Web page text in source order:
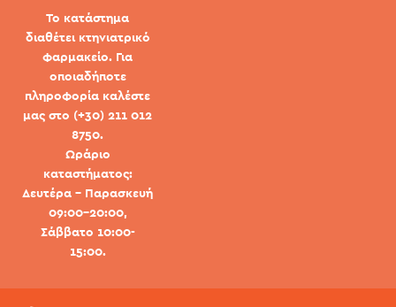
Το κατάστημα
διαθέτει κτηνιατρικό
φαρμακείο. Για
οποιαδήποτε
πληροφορία καλέστε
μας στο (+30) 211 012
8750.
Ωράριο
καταστήματος:
Δευτέρα - Παρασκευή
09:00-20:00,
Σάββατο 10:00-
15:00.